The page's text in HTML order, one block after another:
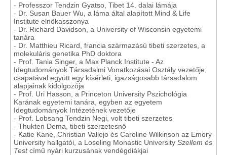
- Professzor Tendzin Gyatso, Tibet 14. dalai lámája
- Dr. Susan Bauer Wu, a láma által alapított Mind & Life
Institute elnökasszonya
- Dr. Richard Davidson, a University of Wisconsin egyetemi
tanára
- Dr. Matthieu Ricard, francia származású tibeti szerzetes, a
molekuláris genetika PhD doktora
- Prof. Tania Singer, a Max Planck Institute - Az
Idegtudományok Társadalmi Vonatkozásai Osztály vezetője;
csapatával együtt egy kísérleti, igazságosabb társadalom
alapjainak kidolgozója
- Prof. Uri Hasson, a Princeton University Pszichológia
Karának egyetemi tanára, egyben az egyetem
Idegtudományok Intézetének vezetője
- Prof. Lobsang Tendzin Negi, volt tibeti szerzetes
- Thukten Dema, tibeti szerzetesnő
- Katie Kane, Christian Vallejo és Caroline Wilkinson az Emory
University hallgatói, a Loseling Monastic University Szellem és
Testcímű nyári kurzusának vendégdiákjai